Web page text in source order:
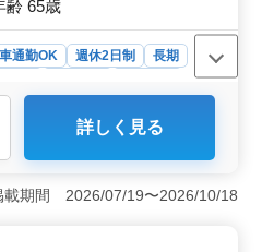
い合わせ下さい♪ ＼皆様のご応
おります／
齢 65歳
車通勤OK 週休2日制
長期
で発注者支援業務の募集で
操作など、幅広い業務を担
に携わり、工事管理や施工
詳しく見る
載期間 2026/07/19〜2026/10/18